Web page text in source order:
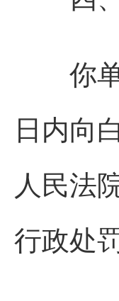
你单
日内向
人民法
行政处